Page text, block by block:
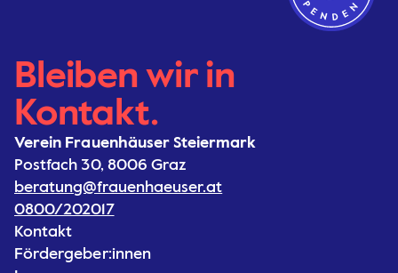
Bleiben wir in
Kontakt.
Verein Frauenhäuser Steiermark
Postfach 30, 8006 Graz
beratung@frauenhaeuser.at
0800/202017
Kontakt
Fördergeber:innen